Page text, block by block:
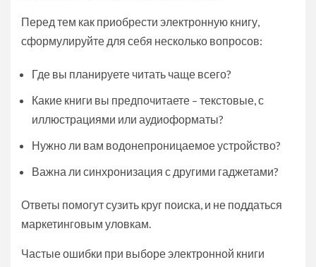
Перед тем как приобрести электронную книгу,
сформулируйте для себя несколько вопросов:
Где вы планируете читать чаще всего?
Какие книги вы предпочитаете – текстовые, с
иллюстрациями или аудиоформаты?
Нужно ли вам водонепроницаемое устройство?
Важна ли синхронизация с другими гаджетами?
Ответы помогут сузить круг поиска, и не поддаться
маркетинговым уловкам.
Частые ошибки при выборе электронной книги